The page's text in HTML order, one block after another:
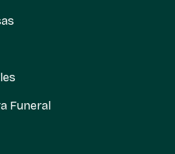
Funeral